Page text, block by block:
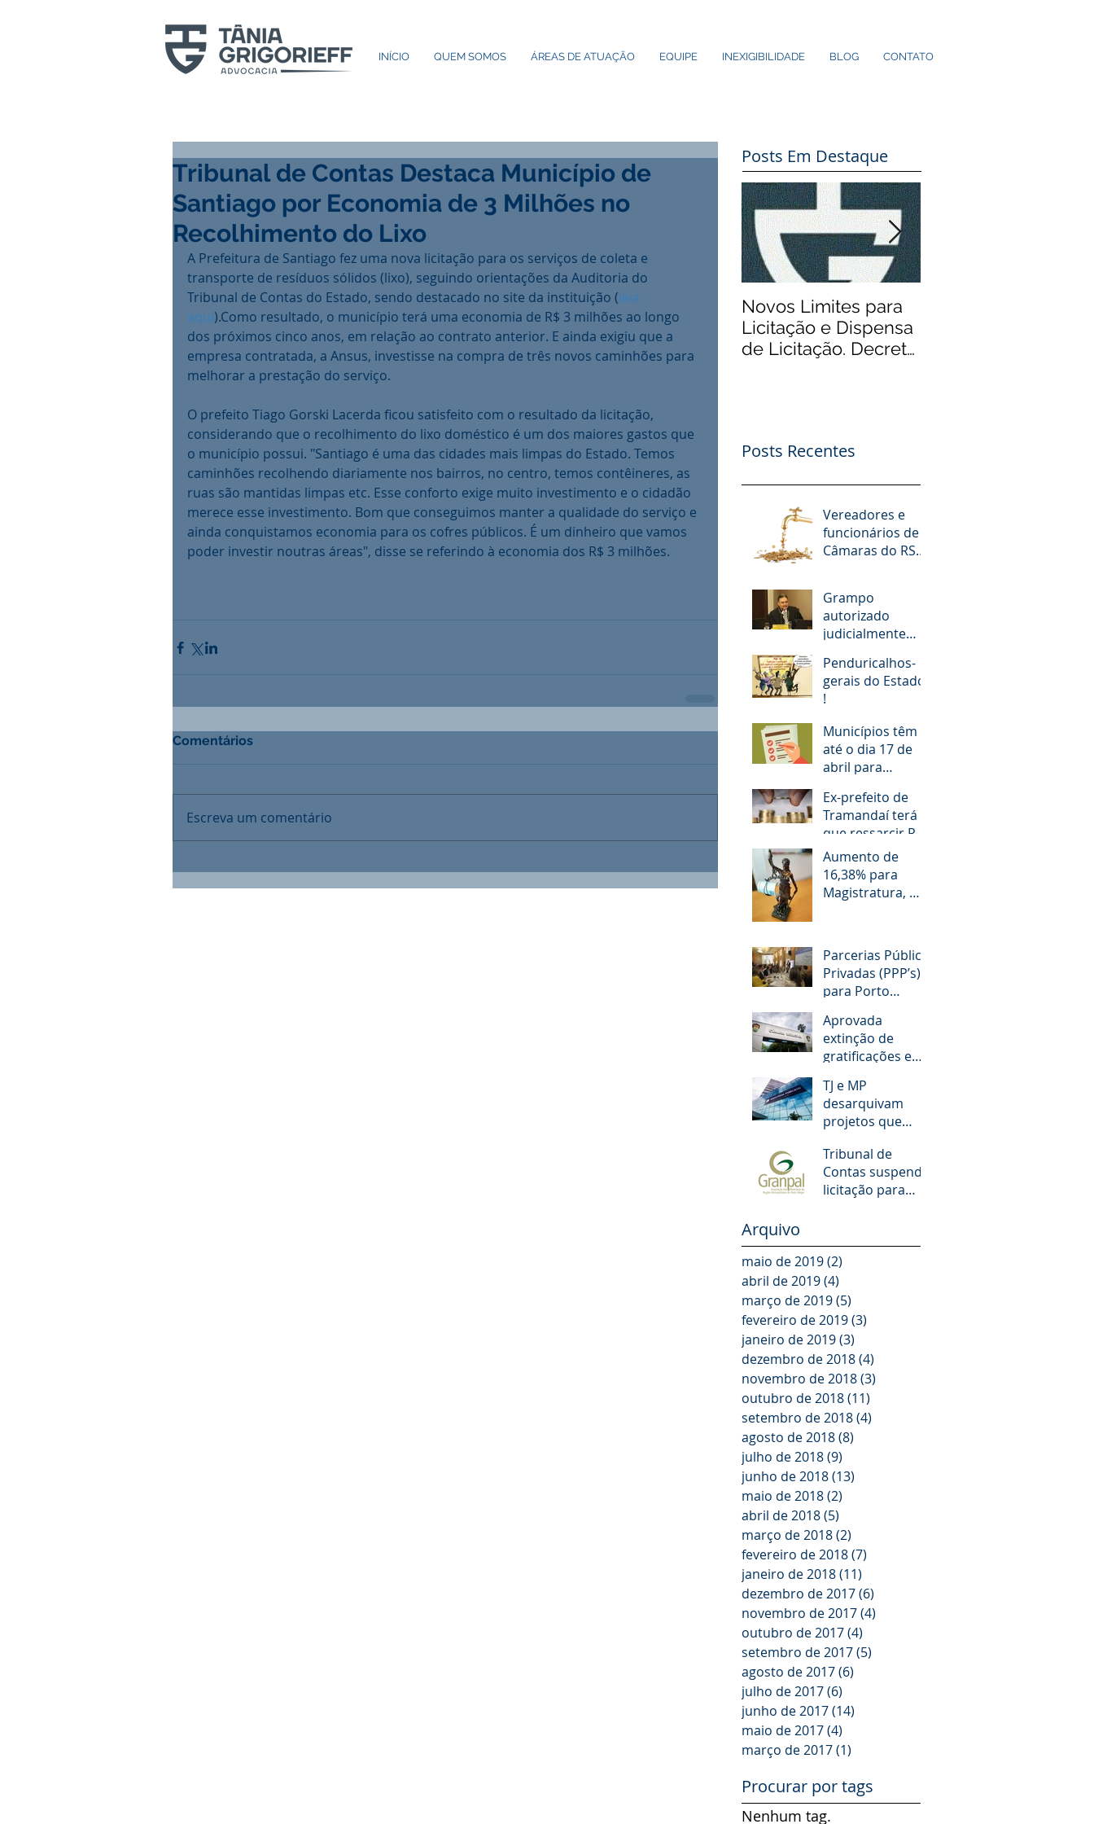
INÍCIO QUEM SOMOS ÁREAS DE ATUAÇÃO EQUIPE INEXIGIBILIDADE BLOG CONTATO
Tribunal de Contas Destaca Município de
Santiago por Economia de 3 Milhões no
Recolhimento do Lixo
A Prefeitura de Santiago fez uma nova licitação para os serviços de coleta e
transporte de resíduos sólidos (lixo), seguindo orientações da Auditoria do
Tribunal de Contas do Estado, sendo destacado no site da instituição (leia
aqui).Como resultado, o município terá uma economia de R$ 3 milhões ao longo
dos próximos cinco anos, em relação ao contrato anterior. E ainda exigiu que a
empresa contratada, a Ansus, investisse na compra de três novos caminhões para
melhorar a prestação do serviço.
O prefeito Tiago Gorski Lacerda ficou satisfeito com o resultado da licitação,
considerando que o recolhimento do lixo doméstico é um dos maiores gastos que
o município possui. "Santiago é uma das cidades mais limpas do Estado. Temos
caminhões recolhendo diariamente nos bairros, no centro, temos contêineres, as
ruas são mantidas limpas etc. Esse conforto exige muito investimento e o cidadão
merece esse investimento. Bom que conseguimos manter a qualidade do serviço e
ainda conquistamos economia para os cofres públicos. É um dinheiro que vamos
poder investir noutras áreas", disse se referindo à economia dos R$ 3 milhões.
Comentários
Escreva um comentário
Posts Em Destaque
Novos Limites para
Licitação e Dispensa
de Licitação. Decreto
Posts Recentes
Vereadores e
funcionários de
Câmaras do RS
diárias; veja
situação de cada
Grampo
autorizado
judicialmente
desembargador
pedindo “vaga
fantasma” para
esposa, filho e so
Penduricalhos-
gerais do Estado
!
Municípios têm
até o dia 17 de
abril para
questionário
Ex-prefeito de
Tramandaí terá
que ressarcir R$
1,2 milhão aos
cofres públicos
Aumento de
16,38% para
Magistratura, MP,
questionado
Parcerias Público
Privadas (PPP’s)
para Porto
Aprovada
extinção de
gratificações e
servidores
municipais de
POA. O que
muda!
TJ e MP
desarquivam
projetos que
salários de juízes
e promotores
Tribunal de
Contas suspende
licitação para
GRANPAL
Arquivo
maio de 2019(2)
abril de 2019(4)
março de 2019(5)
fevereiro de 2019(3)
janeiro de 2019(3)
dezembro de 2018(4)
novembro de 2018(3)
outubro de 2018(11)
setembro de 2018(4)
agosto de 2018(8)
julho de 2018(9)
junho de 2018(13)
maio de 2018(2)
abril de 2018(5)
março de 2018(2)
fevereiro de 2018(7)
janeiro de 2018(11)
dezembro de 2017(6)
novembro de 2017(4)
outubro de 2017(4)
setembro de 2017(5)
agosto de 2017(6)
julho de 2017(6)
junho de 2017(14)
maio de 2017(4)
março de 2017(1)
Procurar por tags
Nenhum tag.